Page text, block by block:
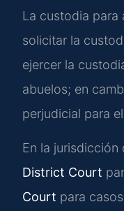
La custodia para
solicitar la
ejercer la
abuelos; en
perjudicial para
En la
District Court
Court para